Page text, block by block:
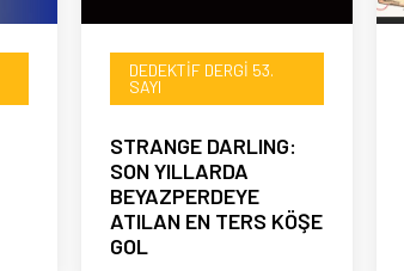
DEDEKTIF DERGI 53.
SAYI
STRANGE DARLING:
SON YILLARDA
BEYAZPERDEYE
ATILAN EN TERS KÖŞE
GOL